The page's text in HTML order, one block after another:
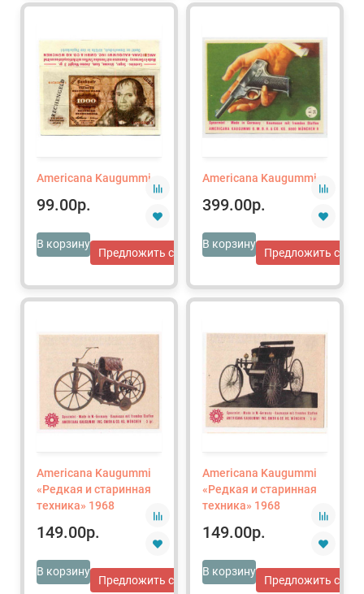
Americana Kaugummi
99.00р.
В корзину
Предложить свою цену
Americana Kaugummi
399.00р.
В корзину
Предложить свою
Americana Kaugummi
«Редкая и старинная
техника» 1968
149.00р.
В корзину
Предложить свою цену
Americana Kaugummi
«Редкая и старинная
техника» 1968
149.00р.
В корзину
Предложить свою